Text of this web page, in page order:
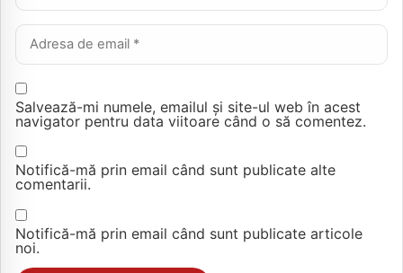
Email *
Salvează-mi numele, emailul și site-ul web în acest
navigator pentru data viitoare când o să comentez.
Notifică-mă prin email când sunt publicate alte
comentarii.
Notifică-mă prin email când sunt publicate articole
noi.